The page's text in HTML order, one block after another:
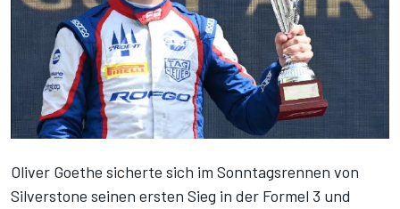
Oliver Goethe sicherte sich im Sonntagsrennen von
Silverstone seinen ersten Sieg in der Formel 3 und